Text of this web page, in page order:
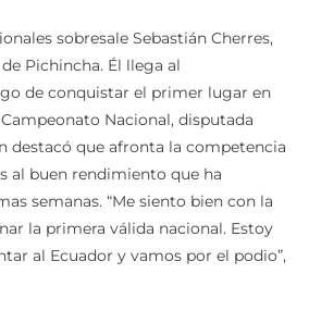
Pichincha. Él llega al
de conquistar el primer lugar en
Nacional, disputada
destacó que afronta la competencia
al buen rendimiento que ha
semanas. “Me siento bien con la
la primera válida nacional. Estoy
al Ecuador y vamos por el podio”,